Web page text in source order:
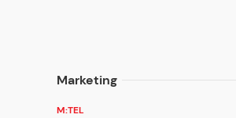
Marketing
M:TEL